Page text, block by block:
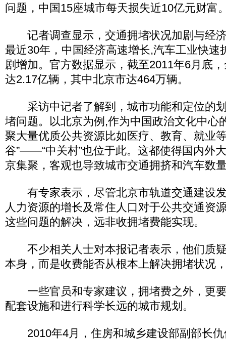
问题，中国15座城市每天损失近10亿元财富
记者调查显示，交通拥堵状况加剧与经
最近30年，中国经济高速增长,汽车工业快速
剧增加。官方数据显示，截至2011年6月底
达2.17亿辆，其中北京市达464万辆。
采访中记者了解到，城市功能和定位的
堵问题。以北京为例,作为中国政治文化中心
聚大量优质公共资源比如医疗、教育、就业
谷”——“中关村”也位于此。这都使得国内外
京集聚，客观也导致城市交通拥挤和汽车数
有专家表示，尽管北京市轨道交通建设
人力资源的增长及常住人口对于公共交通资
这些问题的解决，远非收拥堵费能实现。
不少相关人士对本报记者表示，他们质
本身，而是收费能否从根本上解决拥堵状况
一些官员和专家建议，拥堵费之外，更
配套设施和进行科学长远的城市规划。
2010年4月，住房和城乡建设部副部长仇